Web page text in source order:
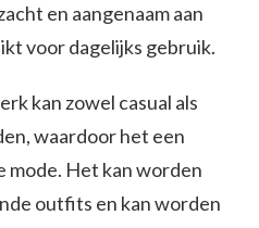
en aangenaam aan
voor dagelijks gebruik.
kan zowel casual als
waardoor het een
mode. Het kan worden
outfits en kan worden